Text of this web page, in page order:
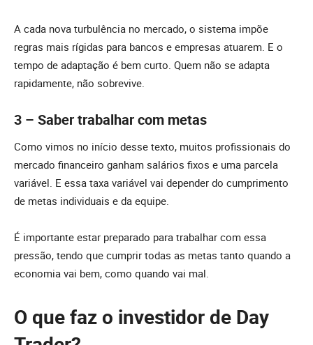
A cada nova turbulência no mercado, o sistema impõe
regras mais rígidas para bancos e empresas atuarem. E o
tempo de adaptação é bem curto. Quem não se adapta
rapidamente, não sobrevive.
3 – Saber trabalhar com metas
Como vimos no início desse texto, muitos profissionais do
mercado financeiro ganham salários fixos e uma parcela
variável. E essa taxa variável vai depender do cumprimento
de metas individuais e da equipe.
É importante estar preparado para trabalhar com essa
pressão, tendo que cumprir todas as metas tanto quando a
economia vai bem, como quando vai mal.
O que faz o investidor de Day